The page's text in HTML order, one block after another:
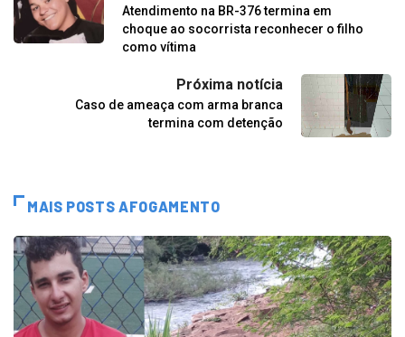
Atendimento na BR-376 termina em
choque ao socorrista reconhecer o filho
como vítima
Próxima notícia
Caso de ameaça com arma branca
termina com detenção
MAIS POSTS AFOGAMENTO